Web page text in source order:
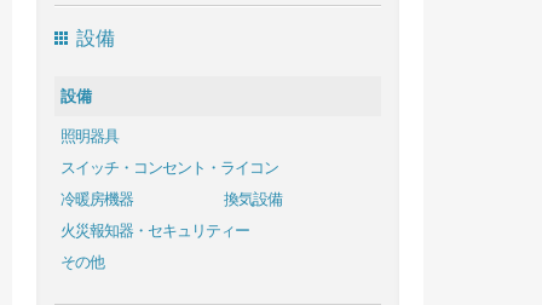
設備
設備
照明器具
スイッチ・コンセント・ライコン
冷暖房機器
換気設備
火災報知器・セキュリティー
その他